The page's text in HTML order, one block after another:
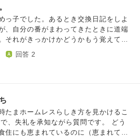
が私にやってきたことを考えたら？」
りました。この後、卒業までA君と
す。 ちなみに、中1の時の担任は親身
なく、生徒に過剰な指導を加えて問題
の頃から同級生たちに悪口を言われて
。 私がやったことはやり返しや反撃
行為でしょうか？
キリスト教にも一万タラントの負債
大きな許しを貰ってるから自分も許し
意味だそうです。 勿論、ネットの情
てる可能性もあります。 許す行為は
っ子でした。あるとき交換日記をしよ
、自分の番がまわってきたときに道端
それがきっかけかどうかもう覚えてま
に女子達が集まって怒られました。そ
続けられていて他の子は気づいてない
するようになりました。それで月日が
成人式で集まって同窓会があったらし
られ私も誘われました。その時ビン
やまりました。その子はそんなこと
回答 2
たまホームレスらしき方を見かけるこ
住にも恵まれているのに（恵まれてい